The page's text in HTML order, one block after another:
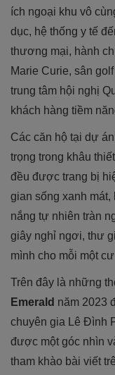
ích ngoại khu vô
dục, hệ thống y tế
thương mại, hành
Marie Curie, sân
trung tâm hội nghị
khách hàng tiềm
Các căn hộ tại dự
trọng trong khâu
đều được trang bị
gian sống xanh mát,
nắng tự nhiên tràn
giây nghỉ ngơi, thư
mình cho mỗi một
Trên đây là những
Emerald năm 2023
chuyên gia Lê Đình
được một góc nhìn
tham khào bài viết